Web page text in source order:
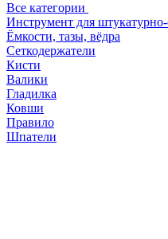
Все категории
Инструмент для
Ёмкости, тазы, вёдра
Сеткодержатели
Кисти
Валики
Гладилка
Ковши
Правило
Шпатели